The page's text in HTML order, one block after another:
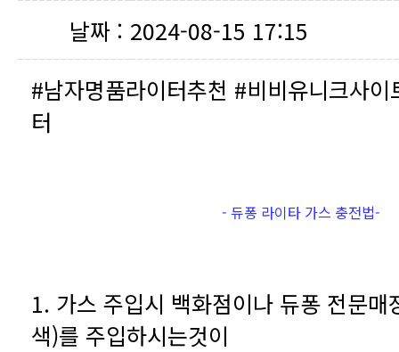
날짜 : 2024-08-15 17:15
터
- 듀퐁 라이타 가스 충전법-
색)를 주입하시는것이